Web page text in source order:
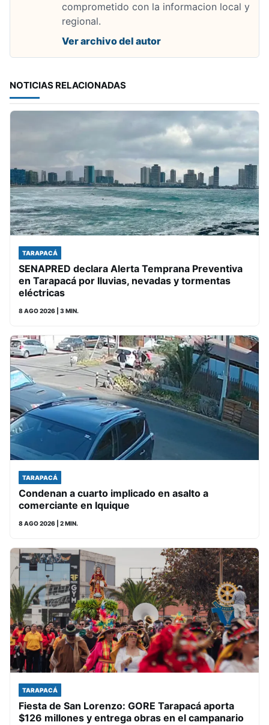
comprometido con la informacion local y
regional.
Ver archivo del autor
NOTICIAS RELACIONADAS
TARAPACÁ
SENAPRED declara Alerta Temprana Preventiva
en Tarapacá por lluvias, nevadas y tormentas
eléctricas
8 AGO 2026 | 3 MIN.
TARAPACÁ
Condenan a cuarto implicado en asalto a
comerciante en Iquique
8 AGO 2026 | 2 MIN.
TARAPACÁ
Fiesta de San Lorenzo: GORE Tarapacá aporta
$126 millones y entrega obras en el campanario